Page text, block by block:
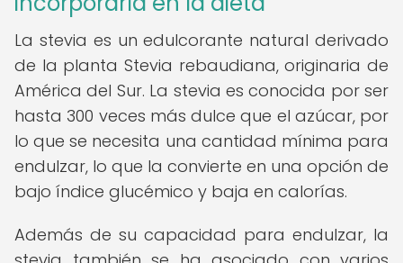
La stevia es un edulcorante natural derivado
de la planta Stevia rebaudiana, originaria de
América del Sur. La stevia es conocida por ser
hasta 300 veces más dulce que el azúcar, por
lo que se necesita una cantidad mínima para
endulzar, lo que la convierte en una opción de
bajo índice glucémico y baja en calorías.
Además de su capacidad para endulzar, la